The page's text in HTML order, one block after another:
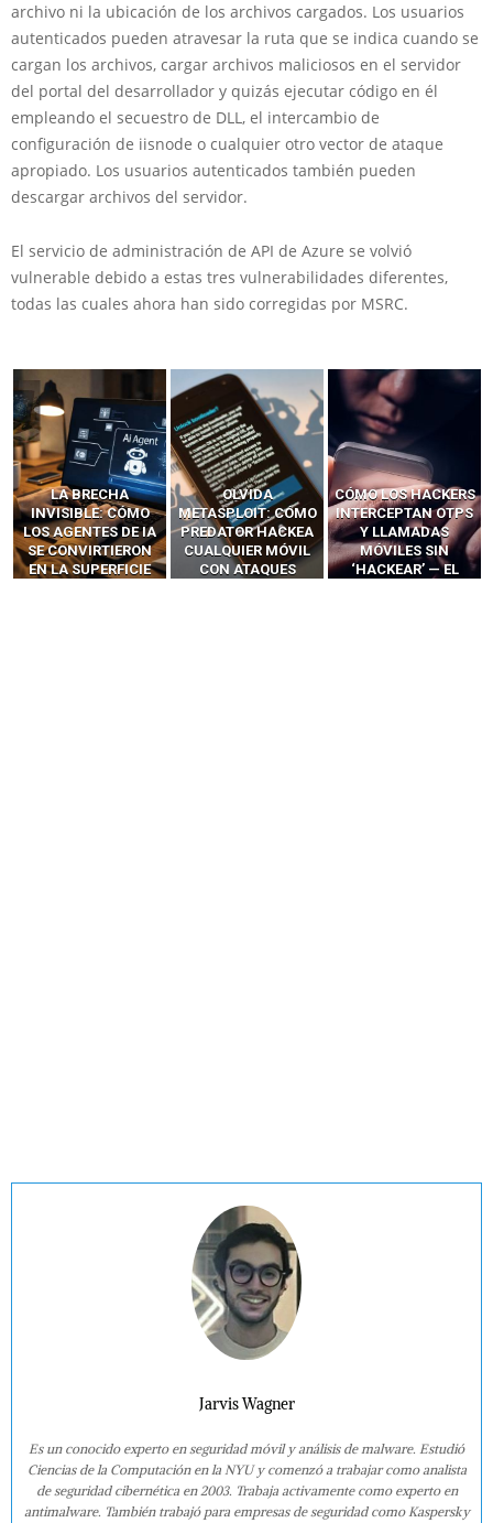
archivo ni la ubicación de los archivos cargados. Los usuarios
autenticados pueden atravesar la ruta que se indica cuando se
cargan los archivos, cargar archivos maliciosos en el servidor
del portal del desarrollador y quizás ejecutar código en él
empleando el secuestro de DLL, el intercambio de
configuración de iisnode o cualquier otro vector de ataque
apropiado. Los usuarios autenticados también pueden
descargar archivos del servidor.
El servicio de administración de API de Azure se volvió
vulnerable debido a estas tres vulnerabilidades diferentes,
todas las cuales ahora han sido corregidas por MSRC.
LA BRECHA
INVISIBLE: CÓMO
LOS AGENTES DE IA
SE CONVIRTIERON
EN LA SUPERFICIE
OLVIDA
METASPLOIT: CÓMO
PREDATOR HACKEA
CUALQUIER MÓVIL
CON ATAQUES
CÓMO LOS HACKERS
INTERCEPTAN OTPS
Y LLAMADAS
MÓVILES SIN
‘HACKEAR’ — EL
Jarvis Wagner
Es un conocido experto en seguridad móvil y análisis de malware. Estudió
Ciencias de la Computación en la NYU y comenzó a trabajar como analista
de seguridad cibernética en 2003. Trabaja activamente como experto en
antimalware. También trabajó para empresas de seguridad como Kaspersky